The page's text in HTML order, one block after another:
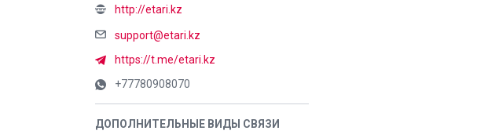
http://etari.kz
support@etari.kz
https://t.me/etari.kz
+77780908070